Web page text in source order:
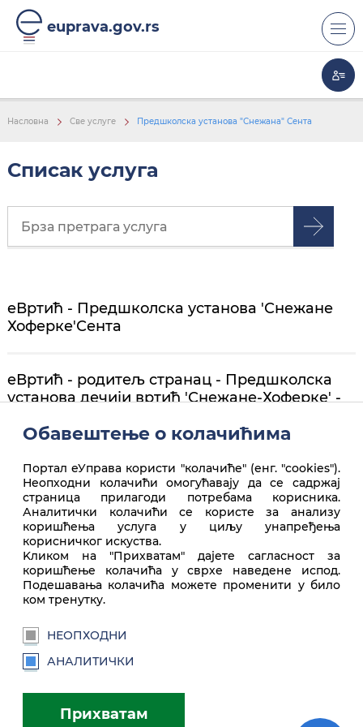
euprava.gov.rs
Насловна Све услуге Предшколска установа "Снежана" Сента
Списак услуга
еВртић - Предшколска установа 'Снежане
Хоферке'Сента
еВртић - родитељ странац - Предшколска
установа дечији вртић 'Снежане-Хоферке' -
Врх стране
euprava.gov.rs
Обавештење о колачићима
Портал еУправа користи "колачиће" (енг. "cookies").
Неопходни колачићи омогућавају да се садржај
страница прилагоди потребама корисника.
Аналитички колачићи се користе за анализу
коришћења услуга у циљу унапређења
корисничког искуства.
Kликом на "Прихватам" дајете сагласност за
коришћење колачића у сврхе наведене испод.
Подешавања колачића можете променити у било
ком тренутку.
НЕОПХОДНИ
АНАЛИТИЧКИ
Прихватам